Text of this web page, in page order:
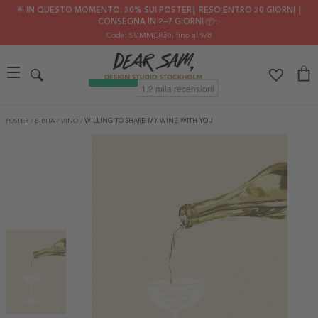
🌟 IN QUESTO MOMENTO: 30% SUI POSTER┃ RESO ENTRO 30 GIORNI ┃
CONSEGNA IN 2–7 GIORNI 📦✨
Code: SUMMER30, fino al 9/8
POSTER / BIBITA / VINO / WILLING TO SHARE MY WINE WITH YOU